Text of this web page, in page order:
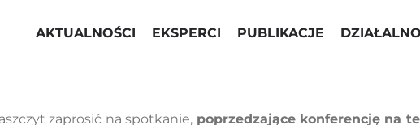
AKTUALNOŚCI EKSPERCI PUBLIKACJE
zaprosić na spotkanie, poprzedzające konferencję na